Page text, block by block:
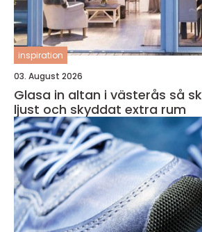
inspiration
03. August 2026
Glasa in altan i västerås så skapar du ett
ljust och skyddat extra rum